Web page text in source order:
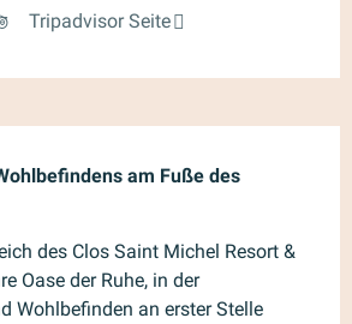
Tripadvisor Seite
am Fuße des
des Clos Saint Michel Resort &
Oase der Ruhe, in der
Wohlbefinden an erster Stelle